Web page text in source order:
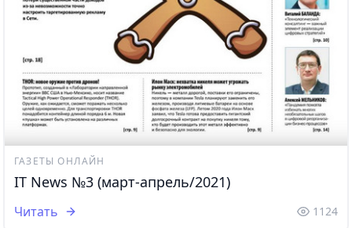
ГАЗЕТЫ ОНЛАЙН
IT News №3 (март-апрель/2021)
Читать 1124